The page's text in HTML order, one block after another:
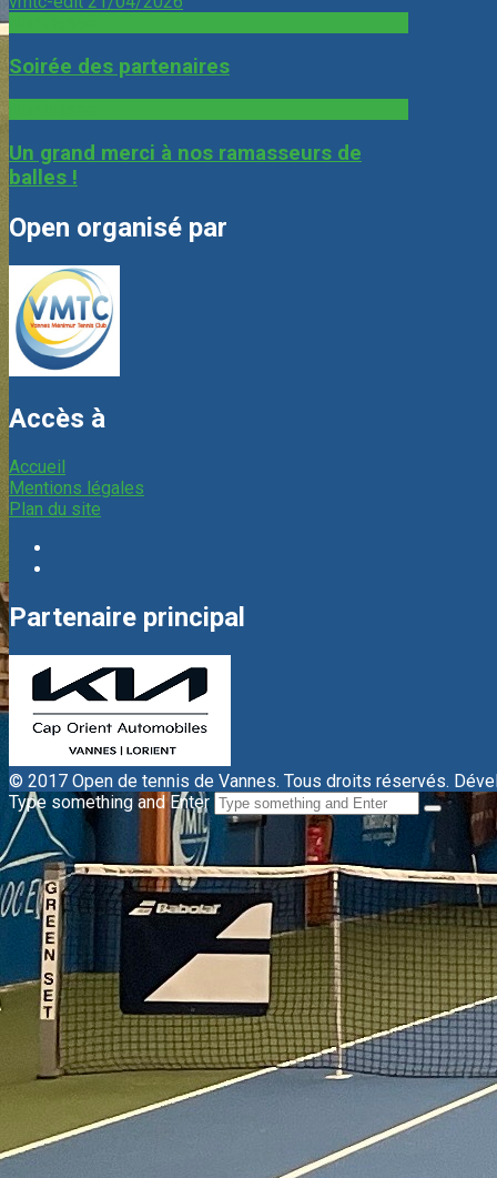
Soirée des partenaires
Un grand merci à nos ramasseurs de
balles !
Open organisé par
Accès à
Accueil
Mentions légales
Plan du site
Partenaire principal
© 2017 Open de tennis de Vannes. Tous droits réservés.
Type something and Enter